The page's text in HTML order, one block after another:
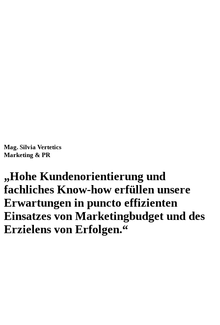
Mag. Silvia Vertetics
Marketing & PR
„Hohe Kundenorientierung und
fachliches Know-how erfüllen unsere
Erwartungen in puncto effizienten
Einsatzes von Marketingbudget und des
Erzielens von Erfolgen.“